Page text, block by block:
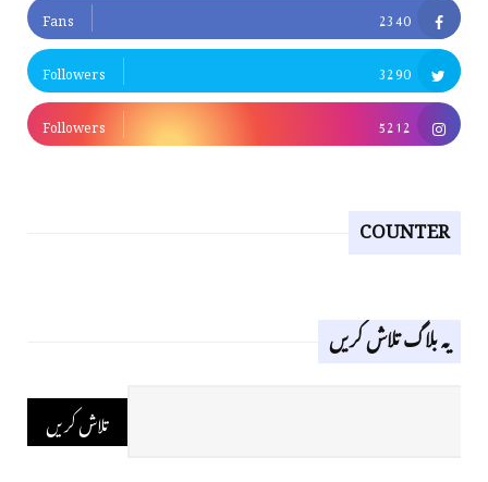
2340
Fans
3290
Followers
5212
Followers
COUNTER
یہ بلاگ تلاش کریں